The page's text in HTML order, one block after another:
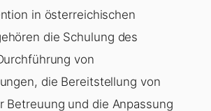
in österreichischen
die Schulung des
von
die Bereitstellung von
Betreuung und die Anpassung